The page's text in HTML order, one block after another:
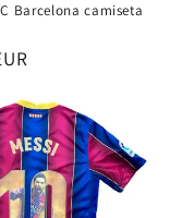
Barcelona camiseta